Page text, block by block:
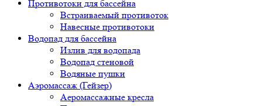
Противотоки для бассейна
Встраиваемый противоток
Навесные противотоки
Водопад для бассейна
Излив для водопада
Водопад стеновой
Водяные пушки
Аэромассаж (Гейзер)
Аеромассажные кресла